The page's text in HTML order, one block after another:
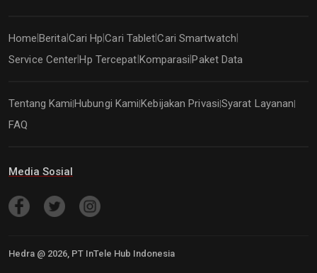
Home BeritaCari Hp |Cari Tablet|Cari Smartwatch
Service Center|Hp Tercepat Komparasi |Paket Data
Tentang Kami|Hubungi Kami|Kebijakan Privasi|Syarat Layanan|
FAQ
Media Sosial
Hedra @ 2026 , PT InTele Hub Indonesia